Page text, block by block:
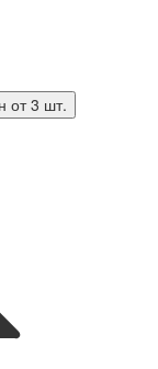
от 3 шт.